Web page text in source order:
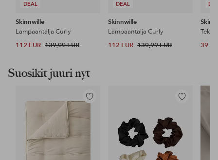
DEAL
Skinnwille
Lampaantalja Curly
112 EUR 139,99 EUR
DEAL
Skinnwille
Lampaantalja Curly
112 EUR 139,99 EUR
39
Suosikit juuri nyt
Lisää
Lisää